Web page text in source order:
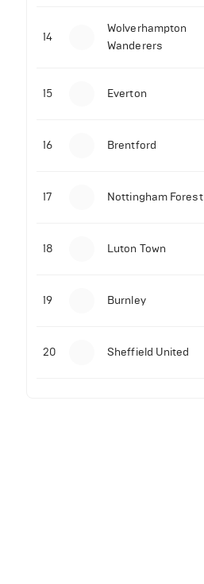
14
Wolverhampton
Wanderers
15 Everton
16 Brentford
17 Nottingham Forest
18 Luton Town
19 Burnley
20 Sheffield United